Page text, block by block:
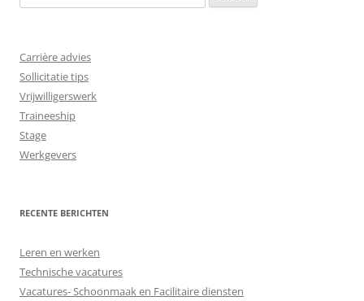
naar:
Carrière advies
Sollicitatie tips
Vrijwilligerswerk
Traineeship
Stage
Werkgevers
RECENTE BERICHTEN
Leren en werken
Technische vacatures
Vacatures- Schoonmaak en Facilitaire diensten